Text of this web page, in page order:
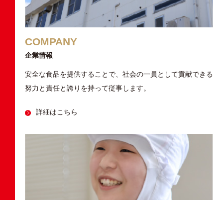
COMPANY
企業情報
安全な食品を提供することで、社会の一員として貢献できる
努力と責任と誇りを持って従事します。
詳細はこちら